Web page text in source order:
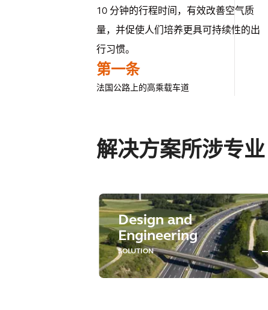
10 分钟的行程时间，有效改善空气质
量，并促使人们培养更具可持续性的出
行习惯。
第一条
法国公路上的高乘载车道
解决方案所涉专业
Design and
Engineering
SOLUTION